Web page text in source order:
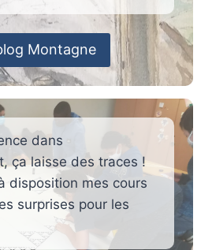
Montagne
dans
ça laisse des traces !
disposition mes cours
surprises pour les